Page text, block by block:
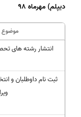
دیپلم) مهرماه ۹۸
موضوع
انتشار رشته های
ثبت نام داوطلبان و